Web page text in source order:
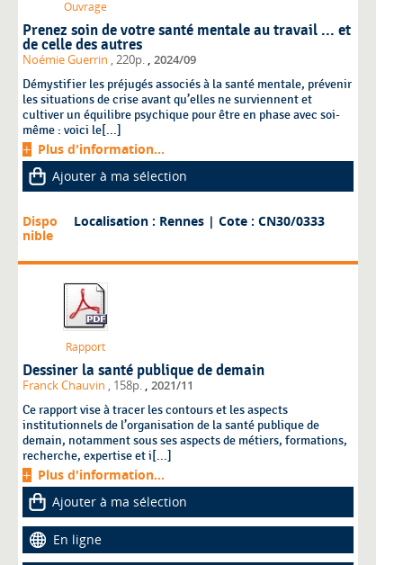
Ouvrage
Prenez soin de votre santé mentale au travail ... et
de celle des autres
Noémie Guerrin , 220p. 2024/09
Démystifier les préjugés associés à la santé mentale, prévenir
les situations de crise avant qu’elles ne surviennent et
cultiver un équilibre psychique pour être en phase avec soi-
même : voici le[...]
Plus d'information...
Ajouter à ma sélection
Dispo
nible
Localisation : Rennes | Cote : CN30/0333
Rapport
Dessiner la santé publique de demain
Franck Chauvin , 158p. 2021/11
Ce rapport vise à tracer les contours et les aspects
institutionnels de l’organisation de la santé publique de
demain, notamment sous ses aspects de métiers, formations,
recherche, expertise et i[...]
Plus d'information...
Ajouter à ma sélection
En ligne